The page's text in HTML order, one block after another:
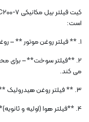
است:
1. ** فیلتر روغن موتور ** – روغن تمیز را برای روغن کاری موتور تضمین می کند.
2. **فیلتر سوخت** – برای
می کند.
3. ** فیلتر روغن هیدرولیک ** – آلاینده های مایع هیدرولیک را فیلتر می کند.
4. **فیلتر هوا (اولیه و ثانویه)** – هوای ورودی به موتور را تمیز می کند.